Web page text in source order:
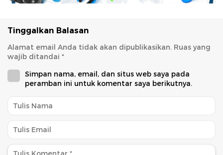
Tinggalkan Balasan
Alamat email Anda tidak akan dipublikasikan. Ruas yang
wajib ditandai *
Simpan nama, email, dan situs web saya pada
peramban ini untuk komentar saya berikutnya.